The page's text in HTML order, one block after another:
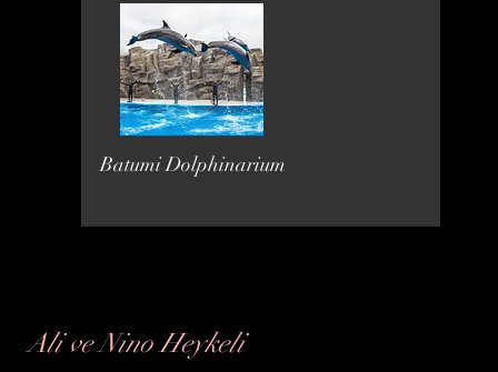
Batumi Dolphinarium
Ali ve Nino Heykeli